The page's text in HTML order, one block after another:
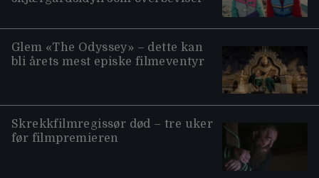
Glem «The Odyssey» – dette kan
bli årets mest episke filmeventyr
Skrekkfilmregissør død – tre uker
før filmpremieren